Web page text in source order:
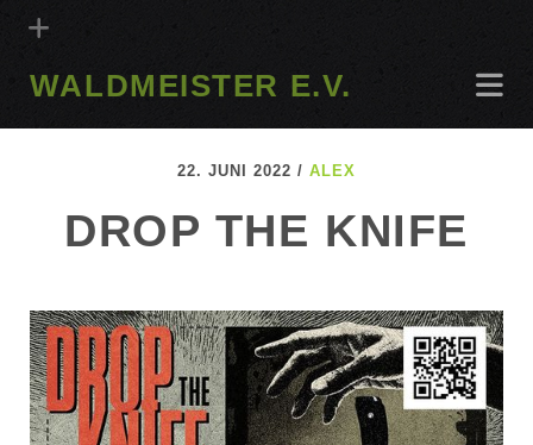
WALDMEISTER E.V.
22. JUNI 2022 /ALEX
DROP THE KNIFE